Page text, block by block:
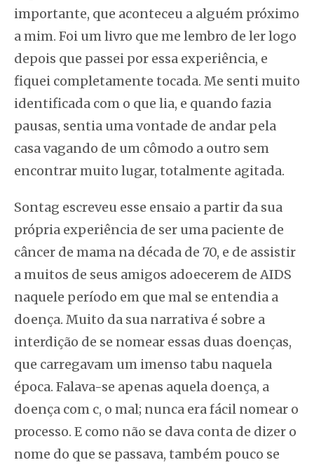
importante, que aconteceu a alguém próximo
a mim. Foi um livro que me lembro de ler logo
depois que passei por essa experiência, e
fiquei completamente tocada. Me senti muito
identificada com o que lia, e quando fazia
pausas, sentia uma vontade de andar pela
casa vagando de um cômodo a outro sem
encontrar muito lugar, totalmente agitada.
Sontag escreveu esse ensaio a partir da sua
própria experiência de ser uma paciente de
câncer de mama na década de 70, e de assistir
a muitos de seus amigos adoecerem de AIDS
naquele período em que mal se entendia a
doença. Muito da sua narrativa é sobre a
interdição de se nomear essas duas doenças,
que carregavam um imenso tabu naquela
época. Falava-se apenas aquela doença, a
doença com c, o mal; nunca era fácil nomear o
processo. E como não se dava conta de dizer o
nome do que se passava, também pouco se